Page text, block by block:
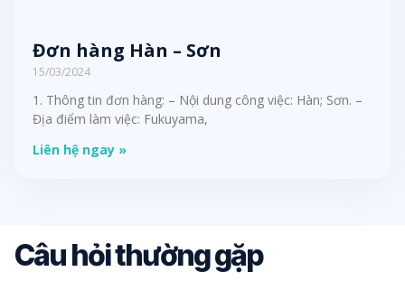
Đơn hàng Hàn – Sơn
15/03/2024
1. Thông tin đơn hàng: – Nội dung công việc: Hàn; Sơn. –
Địa điểm làm việc: Fukuyama,
Liên hệ ngay »
Câu hỏi thường gặp